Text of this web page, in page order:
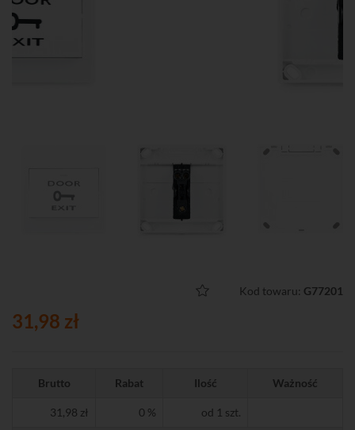
Kod towaru: G77201
31,98 zł
Brutto Rabat Ilość Ważność
31,98 zł 0 % od 1 szt.